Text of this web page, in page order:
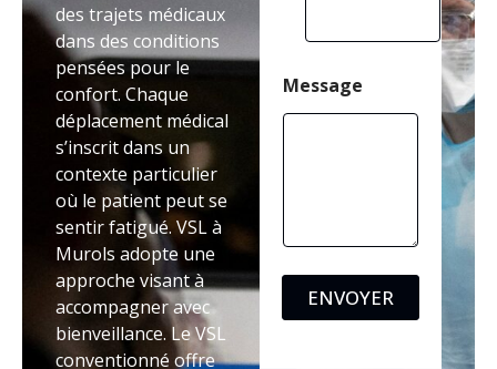
des trajets médicaux
dans des conditions
pensées pour le
confort. Chaque
déplacement médical
s’inscrit dans un
contexte particulier
où le patient peut se
sentir fatigué. VSL à
Murols adopte une
approche visant à
accompagner avec
bienveillance. Le VSL
conventionné offre
Message
ENVOYER